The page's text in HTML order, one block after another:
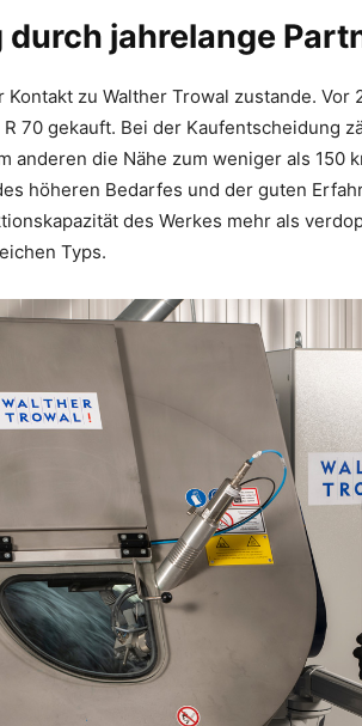
durch jahrelange
Kontakt zu Walther Trowal zustande.
R 70 gekauft. Bei der Kaufentscheidung
anderen die Nähe zum weniger als 150
höheren Bedarfes und der guten
des Werkes mehr als
Typs.